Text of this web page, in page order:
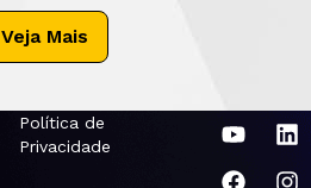
Veja Mais
Política de
Privacidade